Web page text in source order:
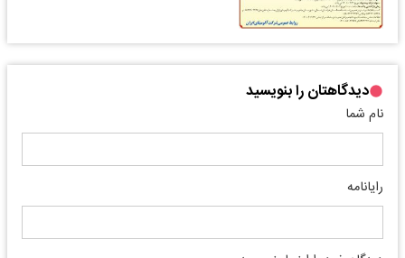
دیدگاهتان را بنویسید
نام شما
رایانامه